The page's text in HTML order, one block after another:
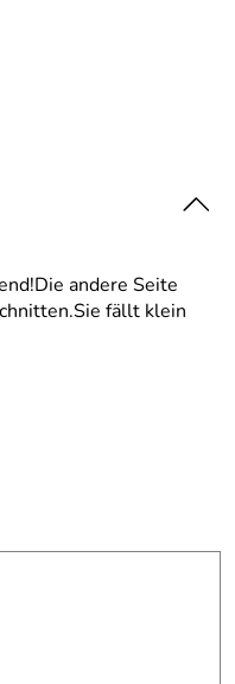
andere Seite
fällt klein